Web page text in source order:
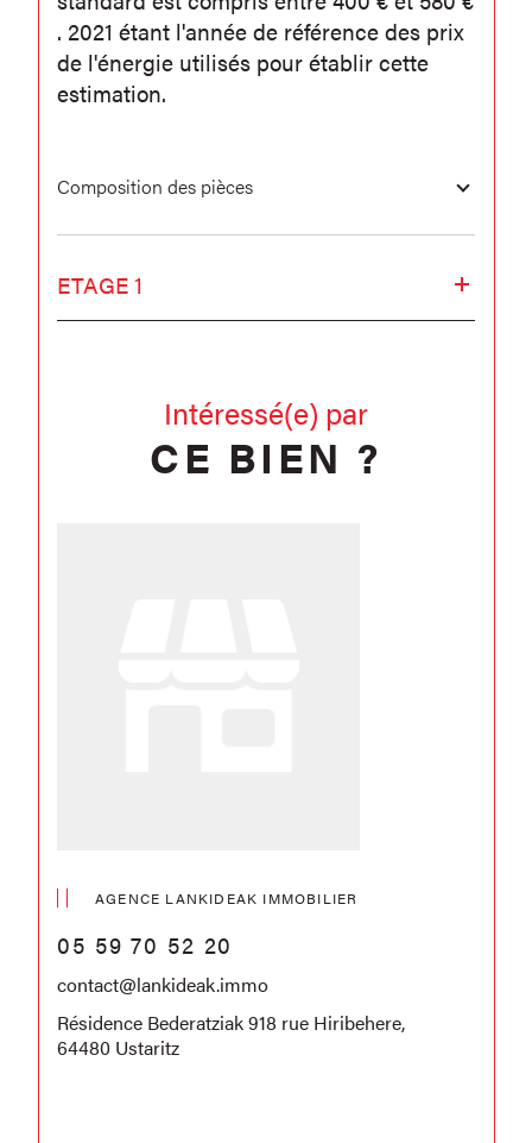
. 2021 étant l'année de référence des prix
de l'énergie utilisés pour établir cette
estimation.
Composition des pièces
ETAGE 1
Intéressé(e) par
CE BIEN ?
AGENCE LANKIDEAK IMMOBILIER
05 59 70 52 20
contact@lankideak.immo
Résidence Bederatziak 918 rue Hiribehere,
64480 Ustaritz